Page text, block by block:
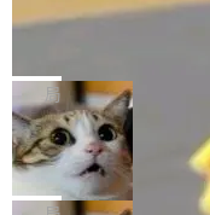
“智构可信·质创未来
式”为主题，直面AI从实
的核心质量命题。会上
工具选型手册》发布，
nt智能测试系统入选AI测
O而言，这提示了一个转
工具升级为企业的质量
让非法状态不可表示：
有一种东西，一旦用过
eev 管它叫"软件设计的
鲜——代数数据类型（
（sum type）。但他说清
型系统的学术体操，是
章从一个简单的例子切
局
Cloudflare 开源内部企
dflare OS
Cloudflare 发布了一个
S。如果你只看官方博客